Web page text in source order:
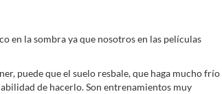
en la sombra ya que nosotros en las películas
puede que el suelo resbale, que haga mucho frío
de hacerlo. Son entrenamientos muy